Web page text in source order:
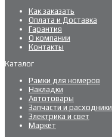
Как заказать
Оплата и Доставка
Гарантия
О компании
Контакты
Каталог
Рамки для номеров
Накладки
Автотовары
Запчасти и расходники
Электрика и свет
Маркет